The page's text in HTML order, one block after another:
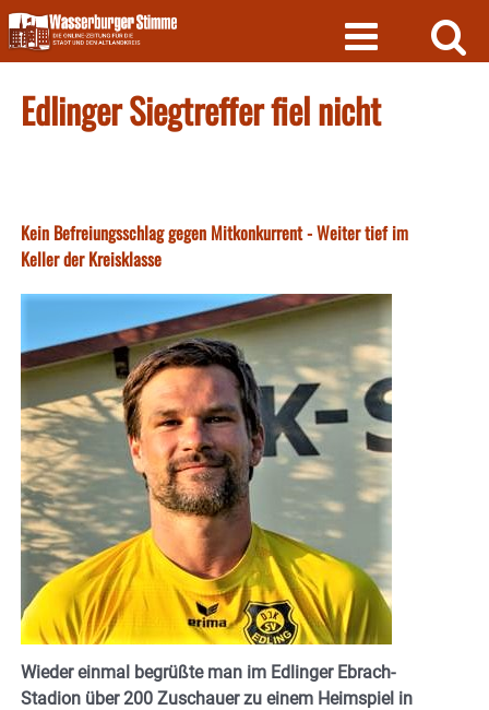
Skip
to
content
Edlinger Siegtreffer fiel nicht
Kein Befreiungsschlag gegen Mitkonkurrent - Weiter tief im
Keller der Kreisklasse
Wieder einmal begrüßte man im Edlinger Ebrach-
Stadion über 200 Zuschauer zu einem Heimspiel in